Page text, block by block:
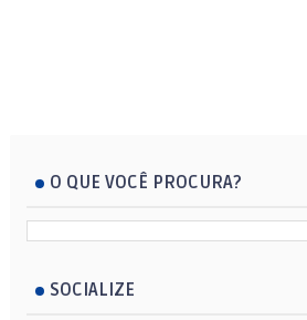
O QUE VOCÊ PROCURA?
SOCIALIZE